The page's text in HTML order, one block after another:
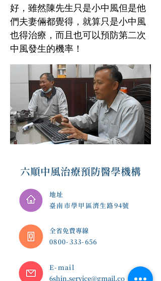
好，雖然陳先生只是小中風但是他
們夫妻倆都覺得，就算只是小中風
也得治療，而且也可以預防第二次
中風發生的機率！
六順中風治療預防醫學機構
地址
臺南市學甲區濟生路94號
​全省免費專線
0800-333-656
E-mail
6shin.service@gmail.co